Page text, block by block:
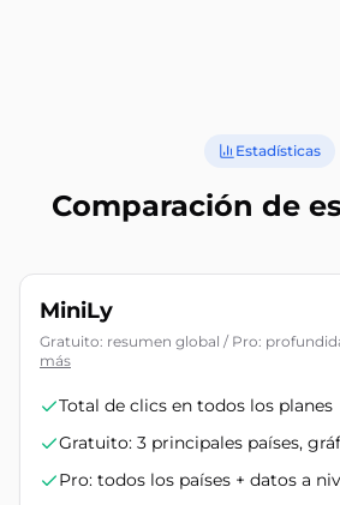
Estadísticas
Comparación de
MiniLy
Gratuito: resumen global / Pro:
más
Total de clics en todos los planes
Gratuito: 3 principales países,
Pro: todos los países + datos a